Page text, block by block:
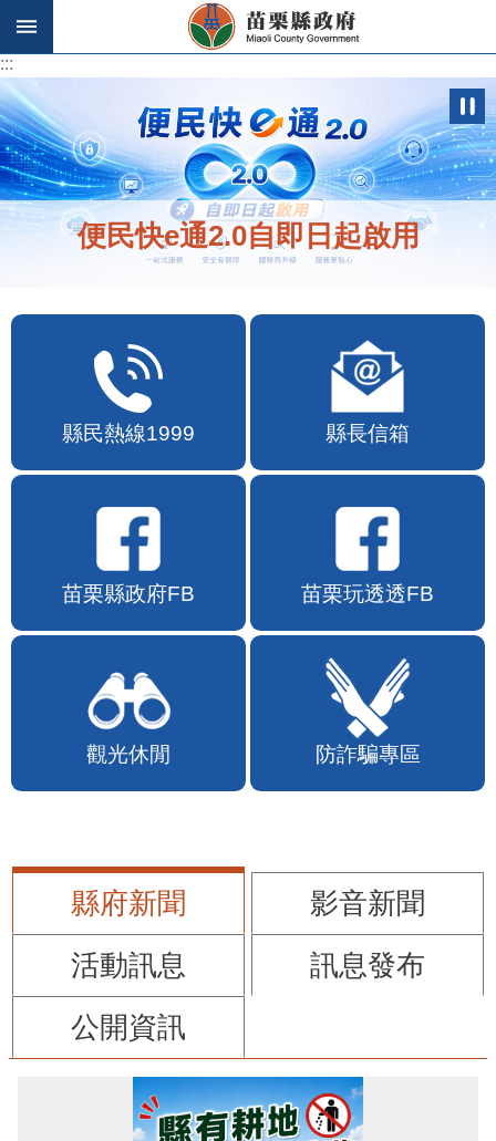
跳到主要內容區塊
:::
:::
便民快e通2.0自即日起啟用
縣民熱線1999 縣長信箱
苗栗縣政府FB 苗栗玩透透FB
觀光休閒 防詐騙專區
縣府新聞
影音新聞
活動訊息
訊息發布
公開資訊